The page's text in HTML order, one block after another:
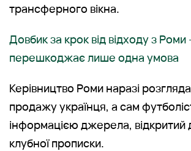
трансферного вікна.
Довбик за крок від відходу з
перешкоджає лише одна умова
Керівництво Роми наразі
продажу українця, а сам
інформацією джерела, відкритий
клубної прописки.